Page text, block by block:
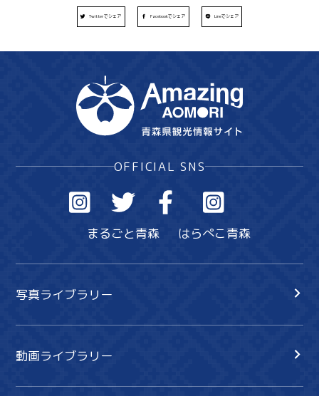
Twitterでシェア Facebookでシェア Lineでシェア
OFFICIAL SNS
まるごと青森 はらぺこ青森
写真ライブラリー
動画ライブラリー